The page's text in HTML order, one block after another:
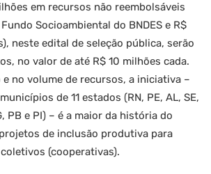
em recursos não reembolsáveis
Socioambiental do BNDES e R$
neste edital de seleção pública, serão
no valor de até R$ 10 milhões cada.
no volume de recursos, a iniciativa –
de 11 estados (RN, PE, AL, SE,
PB e PI) – é a maior da história do
de inclusão produtiva para
(cooperativas).